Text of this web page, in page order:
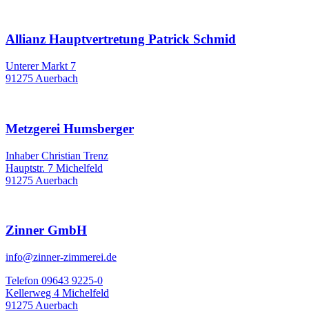
Allianz Hauptvertretung Patrick Schmid
Unterer Markt 7
91275 Auerbach
Metzgerei Humsberger
Inhaber Christian Trenz
Hauptstr. 7 Michelfeld
91275 Auerbach
Zinner GmbH
info@zinner-zimmerei.de
Telefon 09643 9225-0
Kellerweg 4 Michelfeld
91275 Auerbach